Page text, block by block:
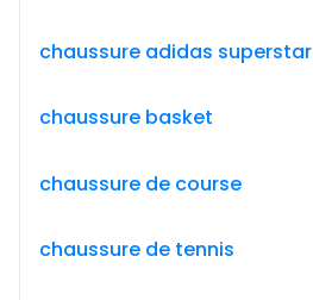
chaussure adidas superstar
chaussure basket
chaussure de course
chaussure de tennis